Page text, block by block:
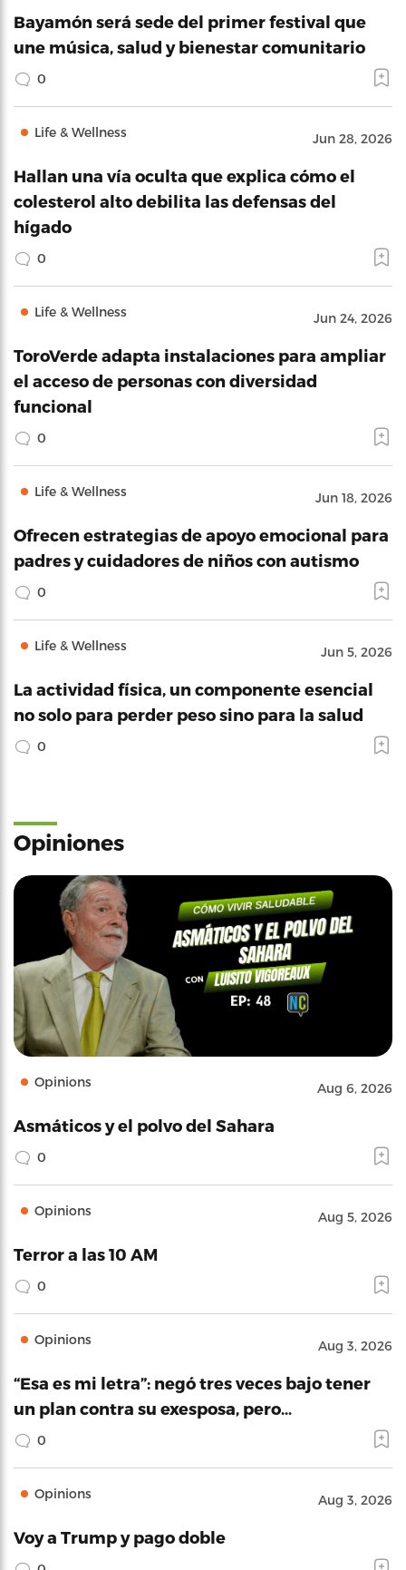
Bayamón será sede del primer festival que
une música, salud y bienestar comunitario
0
Life & Wellness Jun 28, 2026
Hallan una vía oculta que explica cómo el
colesterol alto debilita las defensas del
hígado
0
Life & Wellness Jun 24, 2026
ToroVerde adapta instalaciones para ampliar
el acceso de personas con diversidad
funcional
0
Life & Wellness Jun 18, 2026
Ofrecen estrategias de apoyo emocional para
padres y cuidadores de niños con autismo
0
Life & Wellness Jun 5, 2026
La actividad física, un componente esencial
no solo para perder peso sino para la salud
0
Opiniones
Opinions Aug 6, 2026
Asmáticos y el polvo del Sahara
0
Opinions Aug 5, 2026
Terror a las 10 AM
0
Opinions Aug 3, 2026
“Esa es mi letra”: negó tres veces bajo tener
un plan contra su exesposa, pero…
0
Opinions Aug 3, 2026
Voy a Trump y pago doble